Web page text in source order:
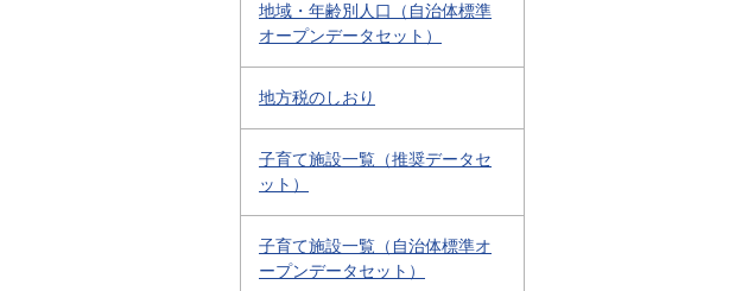
地域・年齢別人口（自治体標準
オープンデータセット）
地方税のしおり
子育て施設一覧（推奨データセ
ット）
子育て施設一覧（自治体標準オ
ープンデータセット）